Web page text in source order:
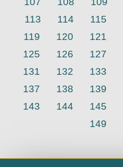
113
114 115
119
120 121
125
126 127
131
132 133
137
138 139
143
144 145
149